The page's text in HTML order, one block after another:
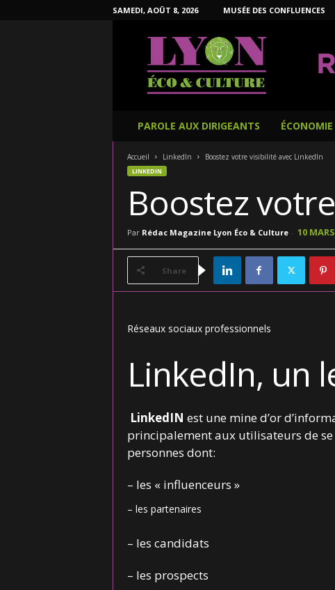
SAMEDI, AOÛT 8, 2026 MUSÉE DES CONFLUENCES
e
PAROLE AUX DIRIGEANTS ÉCONOMIE
Accueil LinkedIn Boostez votre visibilité avec LinkedIn
LINKEDIN
Boostez
Par Rédac Magazine Lyon Éco & Culture- 10
Share
Réseaux sociaux professionnels
LinkedIn, un
LinkedIN est une mine d’or
principalement aux utilisateurs de
personnes dont:
– les « influenceurs »
– les partenaires
– les candidats
– les prospects